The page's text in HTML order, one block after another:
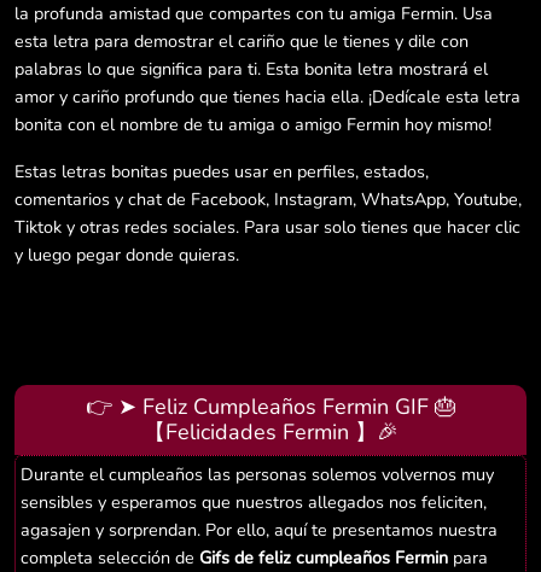
la profunda amistad que compartes con tu amiga Fermin. Usa
esta letra para demostrar el cariño que le tienes y dile con
palabras lo que significa para ti. Esta bonita letra mostrará el
amor y cariño profundo que tienes hacia ella. ¡Dedícale esta letra
bonita con el nombre de tu amiga o amigo Fermin hoy mismo!
Estas letras bonitas puedes usar en perfiles, estados,
comentarios y chat de Facebook, Instagram, WhatsApp, Youtube,
Tiktok y otras redes sociales. Para usar solo tienes que hacer clic
y luego pegar donde quieras.
👉 ➤ Feliz Cumpleaños Fermin GIF 🎂
【Felicidades Fermin 】🎉
Durante el cumpleaños las personas solemos volvernos muy
sensibles y esperamos que nuestros allegados nos feliciten,
agasajen y sorprendan. Por ello, aquí te presentamos nuestra
completa selección de Gifs de feliz cumpleaños Fermin para